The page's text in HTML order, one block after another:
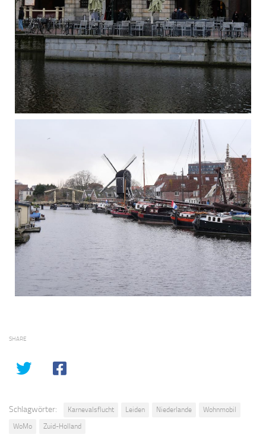
SHARE
Schlagwörter: Karnevalsflucht Leiden Niederlande
Wohnmobil
WoMo
Zuid-Holland